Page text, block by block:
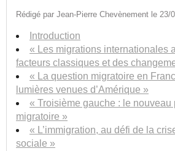
Rédigé par Jean-Pierre Chevènement le 23/
Introduction
« Les migrations internationales
facteurs classiques et des
« La question migratoire en
lumières venues d’Amérique »
« Troisième gauche : le nouveau
migratoire »
« L’immigration, au défi de la
sociale »